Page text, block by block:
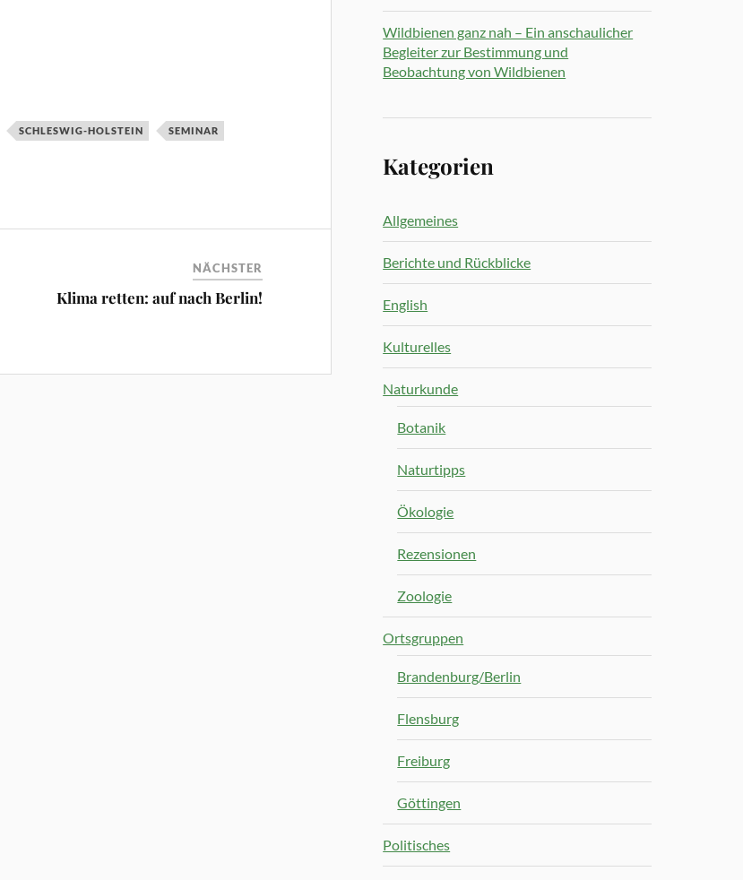
SCHLESWIG-HOLSTEIN SEMINAR
NÄCHSTER
Klima retten: auf nach Berlin!
Wildbienen ganz nah – Ein anschaulicher
Begleiter zur Bestimmung und
Beobachtung von Wildbienen
Kategorien
Allgemeines
Berichte und Rückblicke
English
Kulturelles
Naturkunde
Botanik
Naturtipps
Ökologie
Rezensionen
Zoologie
Ortsgruppen
Brandenburg/Berlin
Flensburg
Freiburg
Göttingen
Politisches